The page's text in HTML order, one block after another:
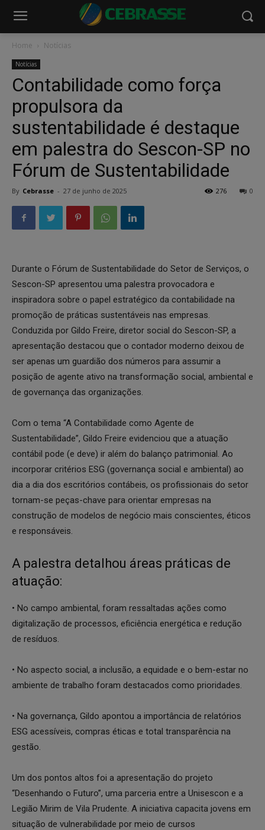
Home Notícias
Notícias
Contabilidade como força
propulsora da
sustentabilidade é destaque
em palestra do Sescon-SP no
Fórum de Sustentabilidade
By Cebrasse - 27 de junho de 2025 0
276
Durante o Fórum de Sustentabilidade do Setor de Serviços, o
Sescon-SP apresentou uma palestra provocadora e
inspiradora sobre o papel estratégico da contabilidade na
promoção de práticas sustentáveis nas empresas.
Conduzida por Gildo Freire, diretor social do Sescon-SP, a
apresentação destacou que o contador moderno deixou de
ser apenas um guardião dos números para assumir a
posição de agente ativo na transformação social, ambiental e
de governança das organizações.
Com o tema “A Contabilidade como Agente de
Sustentabilidade”, Gildo Freire evidenciou que a atuação
contábil pode (e deve) ir além do balanço patrimonial. Ao
incorporar critérios ESG (governança social e ambiental) ao
dia a dia dos escritórios contábeis, os profissionais do setor
tornam-se peças-chave para orientar empresas na
construção de modelos de negócio mais conscientes, éticos
e responsáveis.
A palestra detalhou áreas práticas de
atuação:
• No campo ambiental, foram ressaltadas ações como
digitalização de processos, eficiência energética e redução
de resíduos.
• No aspecto social, a inclusão, a equidade e o bem-estar no
ambiente de trabalho foram destacados como prioridades.
• Na governança, Gildo apontou a importância de relatórios
ESG acessíveis, compras éticas e total transparência na
gestão.
Um dos pontos altos foi a apresentação do projeto
“Desenhando o Futuro”, uma parceria entre a Unisescon e a
Legião Mirim de Vila Prudente. A iniciativa capacita jovens em
situação de vulnerabilidade por meio de cursos